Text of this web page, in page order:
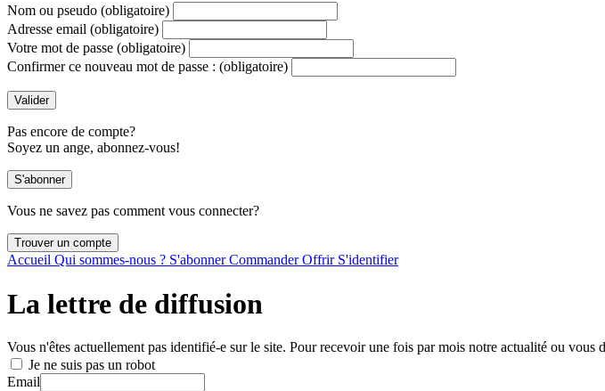
Nom ou pseudo (obligatoire)
Adresse email (obligatoire)
Votre mot de passe (obligatoire)
Confirmer ce nouveau mot de passe : (obligatoire)
Pas encore de compte?
Soyez un ange, abonnez-vous!
Vous ne savez pas comment vous connecter?
Accueil Qui sommes-nous ? S'abonnerCommanderOffrir S'identifier
La lettre de diffusion
Vous n'êtes actuellement pas identifié-e sur le site. Pour recevoir une fois par mois notre actualité ou
Je ne suis pas un robot
Email